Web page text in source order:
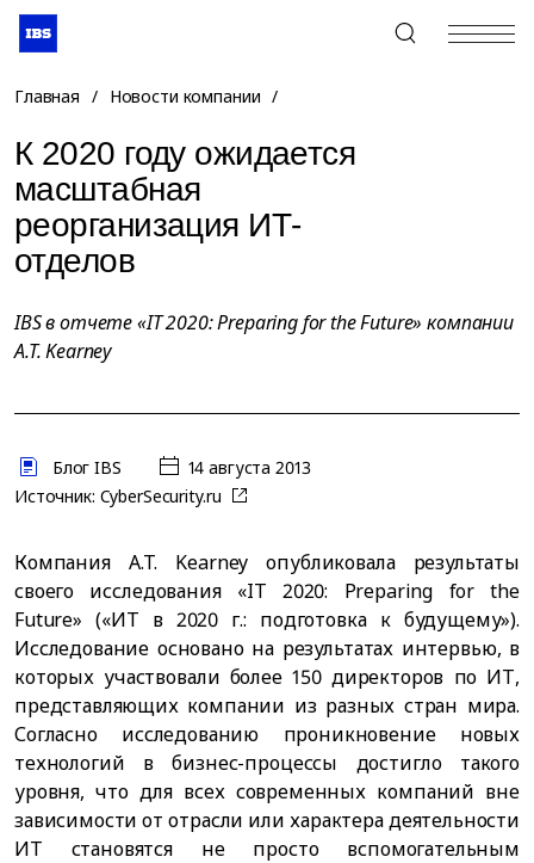
+7 (495) 967-80-80
Главная / Новости компании /
К 2020 году ожидается
масштабная
реорганизация ИТ-
отделов
IBS в отчете «IT 2020: Preparing for the Future» компании
A.T. Kearney
Блог IBS
14 августа 2013
Источник: CyberSecurity.ru
Компания A.T. Kearney опубликовала результаты
своего исследования «IT 2020: Preparing for the
Future» («ИТ в 2020 г.: подготовка к будущему»).
Исследование основано на результатах интервью, в
которых участвовали более 150 директоров по ИТ,
представляющих компании из разных стран мира.
Согласно исследованию проникновение новых
технологий в бизнес-процессы достигло такого
уровня, что для всех современных компаний вне
зависимости от отрасли или характера деятельности
ИТ становятся не просто вспомогательным